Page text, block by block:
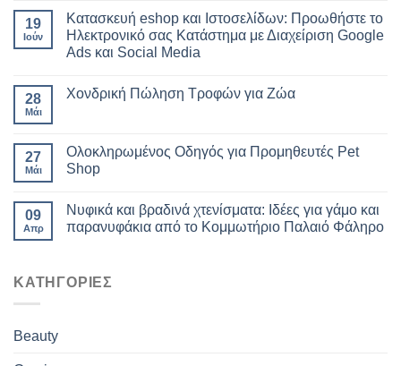
19
Ιούν
Κατασκευή eshop και Ιστοσελίδων: Προωθήστε το
Ηλεκτρονικό σας Κατάστημα με Διαχείριση Google
Ads και Social Media
28
Μάι
Χονδρική Πώληση Τροφών για Ζώα
27
Μάι
Ολοκληρωμένος Οδηγός για Προμηθευτές Pet
Shop
09
Απρ
Νυφικά και βραδινά χτενίσματα: Ιδέες για γάμο και
παρανυφάκια από το Κομμωτήριο Παλαιό Φάληρο
ΚΑΤΗΓΟΡΙΕΣ
Beauty